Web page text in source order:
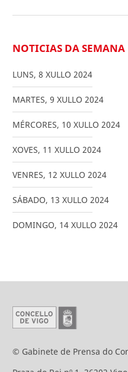
NOTICIAS DA SEMANA
LUNS, 8 XULLO 2024
MARTES, 9 XULLO 2024
MÉRCORES, 10 XULLO 2024
XOVES, 11 XULLO 2024
VENRES, 12 XULLO 2024
SÁBADO, 13 XULLO 2024
DOMINGO, 14 XULLO 2024
© Gabinete de Prensa do